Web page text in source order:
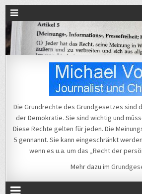
Michael Voß
Die Grundrechte des Grundgesetzes sind
der Demokratie. Sie sind wichtig und
Diese Rechte gelten für jeden. Die
5 gennannt. Sie kann eingeschränkt
wenn es u.a. um das „Recht der
Mehr dazu im